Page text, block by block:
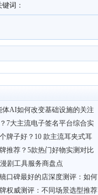
键词 ：
体AI如何改变基础设施的关注
7大主流电子签名平台综合实
牌子好？10 款主流耳夹式耳
推荐？5款热门好物实测对比
剧工具服务商盘点
口碑最好的店深度测评：如何
权威测评：不同场景选型推荐